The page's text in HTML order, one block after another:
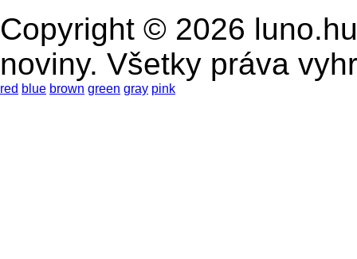
Copyright © 2026
noviny. Všetky práva
red blue brown green gray pink